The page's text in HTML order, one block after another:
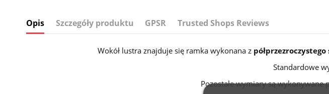
Opis Szczegóły produktu GPSR Trusted Shops Reviews
Wokół lustra znajduje się ramka wykonana z
Standardowe
Pozostałe wymiary są wykonywane